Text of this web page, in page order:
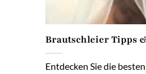
Brautschleier Tipps
Entdecken Sie die